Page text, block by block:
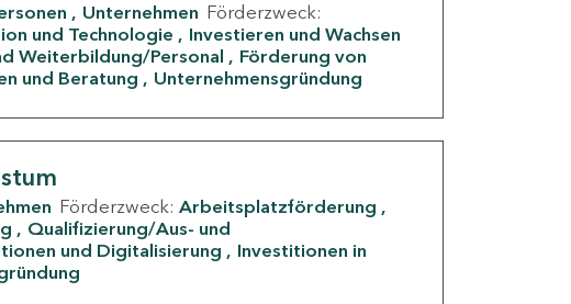
Unternehmen Förderzweck:
und Technologie
Investieren und Wachsen
Weiterbildung/Personal
Förderung von
und Beratung Unternehmensgründung
Förderzweck: Arbeitsplatzförderung
Qualifizierung/Aus- und
und Digitalisierung
Investitionen in